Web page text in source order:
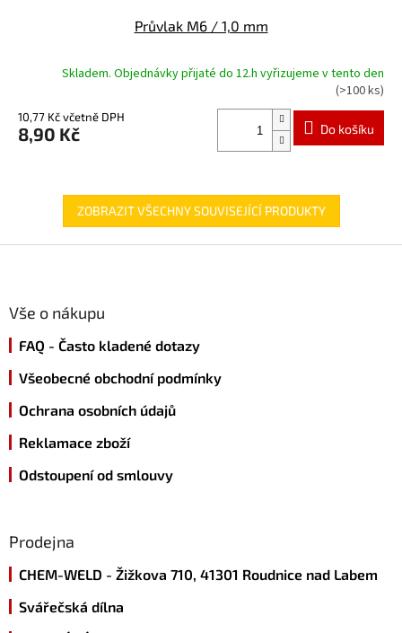
Průvlak M6 / 1,0 mm
Skladem. Objednávky přijaté do 12.h vyřizujeme v tento den
(>100 ks)
10,77 Kč včetně DPH
8,90 Kč Do košíku
ZOBRAZIT VŠECHNY SOUVISEJÍCÍ PRODUKTY
Vše o nákupu
FAQ - Často kladené dotazy
Všeobecné obchodní podmínky
Ochrana osobních údajů
Reklamace zboží
Odstoupení od smlouvy
Prodejna
CHEM-WELD - Žižkova 710, 41301 Roudnice nad Labem
Svářečská dílna